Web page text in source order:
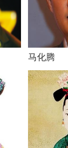
马化腾